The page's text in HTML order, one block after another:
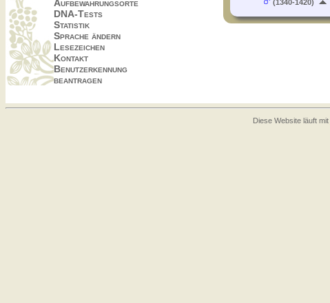
Aufbewahrungsorte
DNA-Tests
Statistik
Sprache ändern
Lesezeichen
Kontakt
Benutzerkennung
beantragen
(1340-1420)
Diese Website läuft mit